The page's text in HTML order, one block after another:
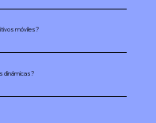
móviles?
dinámicas?